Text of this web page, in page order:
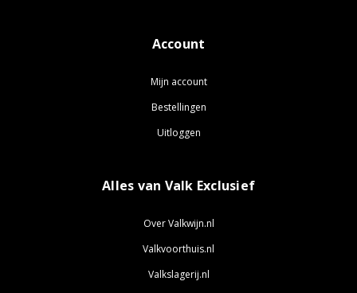
Account
Mijn account
Bestellingen
Uitloggen
Alles van Valk Exclusief
Over Valkwijn.nl
Valkvoorthuis.nl
Valkslagerij.nl